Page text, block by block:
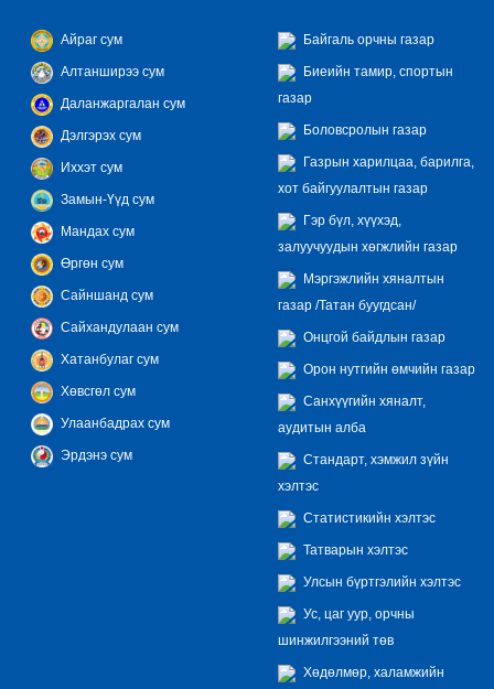
Айраг сум
Алтанширээ сум
Даланжаргалан сум
Дэлгэрэх сум
Иххэт сум
Замын-Үүд сум
Мандах сум
Өргөн сум
Сайншанд сум
Сайхандулаан сум
Хатанбулаг сум
Хөвсгөл сум
Улаанбадрах сум
Эрдэнэ сум
Байгаль орчны газар
Биеийн тамир, спортын
газар
Боловсролын газар
Газрын харилцаа, барилга,
хот байгуулалтын газар
Гэр бүл, хүүхэд,
залуучуудын хөгжлийн газар
Мэргэжлийн хяналтын
газар /Татан буугдсан/
Онцгой байдлын газар
Орон нутгийн өмчийн газар
Санхүүгийн хяналт,
аудитын алба
Стандарт, хэмжил зүйн
хэлтэс
Статистикийн хэлтэс
Татварын хэлтэс
Улсын бүртгэлийн хэлтэс
Ус, цаг уур, орчны
шинжилгээний төв
Хөдөлмөр, халамжийн